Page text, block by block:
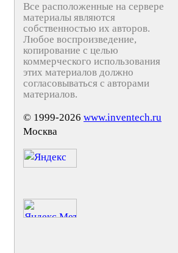
Все расположенные на сервере
материалы являются
собственностью их авторов.
Любое воспроизведение,
копирование с целью
коммерческого использования
этих материалов должно
согласовываться с авторами
материалов.
© 1999-2026 www.inventech.ru
Москва